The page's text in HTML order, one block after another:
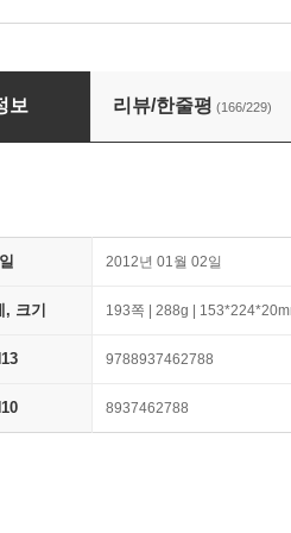
보 리뷰/한줄평 (166/229)
2012년 01월 02일
, 크기 193쪽 | 288g |
9788937462788
8937462788